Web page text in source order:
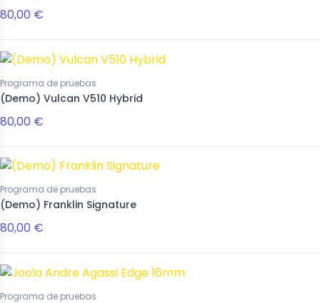
80,00 €
Programa de pruebas
(Demo) Vulcan V510 Hybrid
80,00 €
Programa de pruebas
(Demo) Franklin Signature
80,00 €
Programa de pruebas